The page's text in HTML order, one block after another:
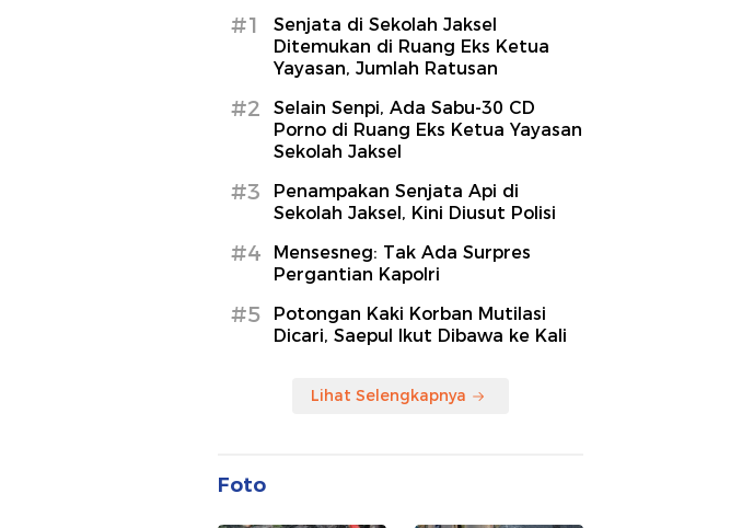
#1
Senjata di Sekolah Jaksel
Ditemukan di Ruang Eks Ketua
Yayasan, Jumlah Ratusan
#2
Selain Senpi, Ada Sabu-30 CD
Porno di Ruang Eks Ketua Yayasan
Sekolah Jaksel
#3
Penampakan Senjata Api di
Sekolah Jaksel, Kini Diusut Polisi
#4
Mensesneg: Tak Ada Surpres
Pergantian Kapolri
#5
Potongan Kaki Korban Mutilasi
Dicari, Saepul Ikut Dibawa ke Kali
Lihat Selengkapnya
Foto